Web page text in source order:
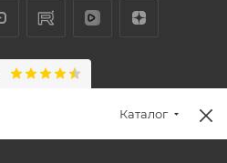
Каталог